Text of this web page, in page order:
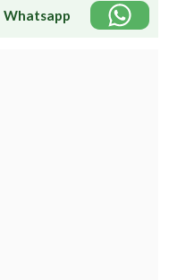
Whatsapp